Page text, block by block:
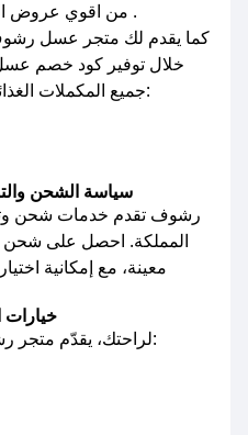
من اقوي عروض التخفيضات عبر صحصح كوبون .
خلال توفير كود خصم
جميع المكملات الغذائية المختلفة التي يعرضها وهي:
سياسة الشحن
رشوف تقدم خدمات شحن
المملكة. احصل على شحن
معينة، مع إمكانية
خيارات
لراحتك، يقدّم متجر رشوف خيارات دفع مرنة تشمل: